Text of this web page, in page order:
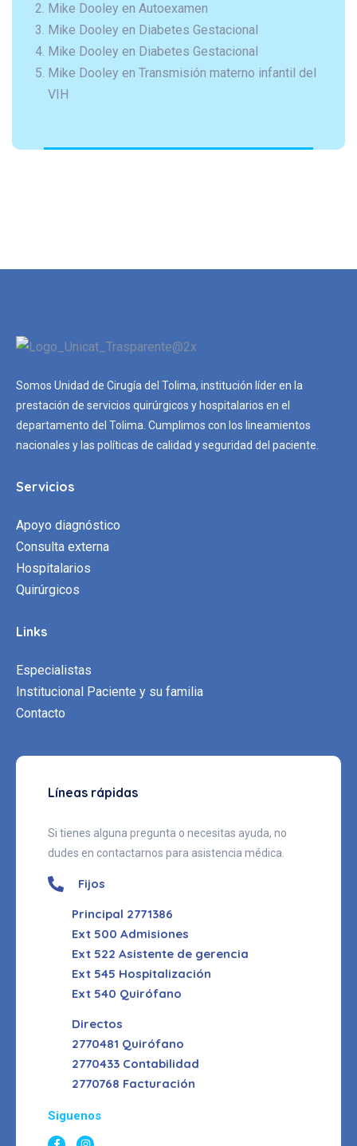
Mike Dooley en Autoexamen
Mike Dooley en Diabetes Gestacional
Mike Dooley en Diabetes Gestacional
Mike Dooley en Transmisión materno infantil del
VIH
Somos Unidad de Cirugía del Tolima, institución líder en la
prestación de servicios quirúrgicos y hospitalarios en el
departamento del Tolima. Cumplimos con los lineamientos
nacionales y las políticas de calidad y seguridad del paciente.
Servicios
Apoyo diagnóstico
Consulta externa
Hospitalarios
Quirúrgicos
Links
Especialistas
Institucional Paciente y su familia
Contacto
Líneas rápidas
Si tienes alguna pregunta o necesitas ayuda, no
dudes en contactarnos para asistencia médica.
Fijos
Principal 2771386
Ext 500 Admisiones
Ext 522 Asistente de gerencia
Ext 545 Hospitalización
Ext 540 Quirófano
Directos
2770481 Quirófano
2770433 Contabilidad
2770768 Facturación
Siguenos